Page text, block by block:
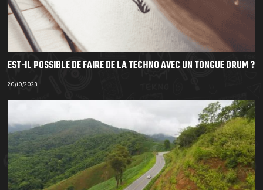
EST-IL POSSIBLE DE FAIRE DE LA TECHNO AVEC UN TONGUE DRUM ?
20/10/2023